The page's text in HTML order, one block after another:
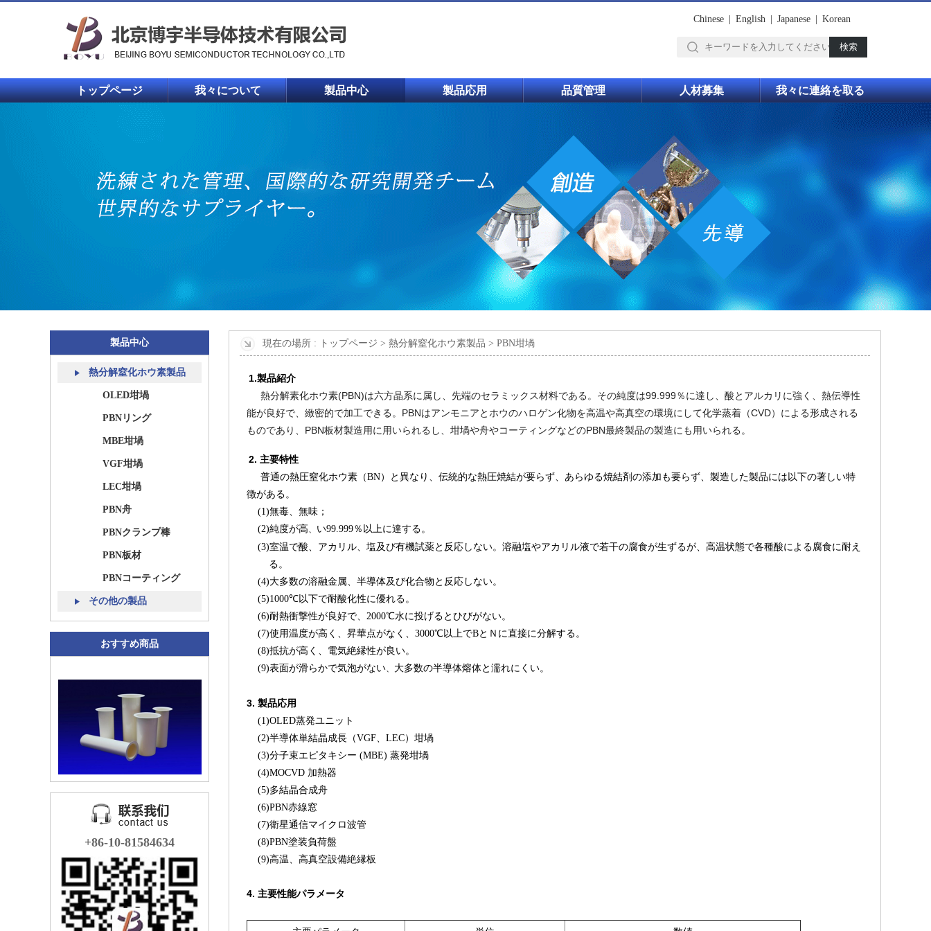
Chinese English Japanese Korean
トップページ 我々について 製品中心 製品応用 品質管理 人材募集 我々に連絡を取る
製品中心
熱分解窒化ホウ素製品
OLED坩堝
PBNリング
MBE坩堝
VGF坩堝
LEC坩堝
PBN舟
PBNクランプ棒
PBN板材
PBNコーティング
その他の製品
おすすめ商品
+86-10-81584634
現在の場所 : トップページ > 熱分解窒化ホウ素製品 > PBN坩堝
1.製品紹介
熱分解素化ホウ素(PBN)は六方晶系に属し、先端のセラミックス材料である。その純度は99.999％に達し、酸とアルカリに強く、熱伝導性
能が良好で、緻密的で加工できる。PBNはアンモニアとホウのハロゲン化物を高温や高真空の環境にして化学蒸着（CVD）による形成される
ものであり、PBN板材製造用に用いられるし、坩堝や舟やコーティングなどのPBN最終製品の製造にも用いられる。
2. 主要特性
普通の熱圧窒化ホウ素（BN）と異なり、伝統的な熱圧焼結が要らず、あらゆる焼結剤の添加も要らず、製造した製品には以下の著しい特
徴がある。
(1)無毒、無味；
(2)純度が高、 い99.999％以上に達する。
(3)室温で酸、アカリル、塩及び有機試薬と反応しない。溶融塩やアカリル液で若干の腐食が生ずるが、高温状態で各種酸による腐食に耐え
る。
(4)大多数の溶融金属、半導体及び化合物と反応しない。
(5)1000℃以下で耐酸化性に優れる。
(6)耐熱衝撃性が良好で、2000℃水に投げるとひびがない。
(7)使用温度が高く、昇華点がなく、3000℃以上でBとＮに直接に分解する。
(8)抵抗が高く、電気絶縁性が良い。
(9)表面が滑らかで気泡がない、 大多数の半導体熔体と濡れにくい。
3. 製品応用
(1)OLED蒸発ユニット
(2)半導体単結晶成長（VGF、LEC）坩堝
(3)分子束エピタキシー (MBE) 蒸発坩堝
(4)MOCVD 加熱器
(5)多結晶合成舟
(6)PBN赤線窓
(7)衛星通信マイクロ波管
(8)PBN塗装負荷盤
(9)高温、高真空設備絶縁板
4. 主要性能パラメータ